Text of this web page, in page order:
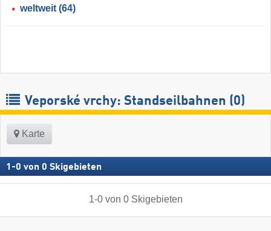
weltweit (64)
Veporské vrchy: Standseilbahnen (0)
Karte
1 -0 von 0 Skigebieten
1-0von 0 Skigebieten